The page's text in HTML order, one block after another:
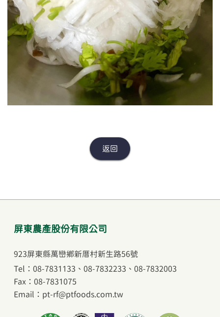
屏東農產股份有限公司
923屏東縣萬巒鄉新厝村新生路56號
Tel：08-7831133 、 08-7832233 、 08-7832003
Fax：08-7831075
Email：pt-rf@ptfoods.com.tw